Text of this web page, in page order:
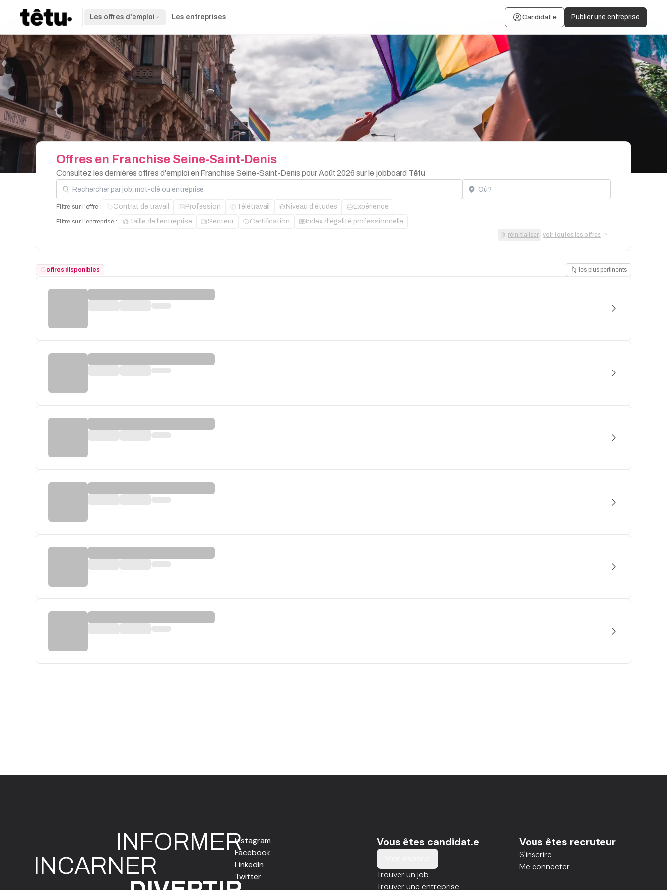
Les offres d'emploi Les entreprises Candidat.e Publier une entreprise
Offres en Franchise Seine-Saint-Denis
Consultez les dernières offres d'emploi en Franchise Seine-Saint-Denis pour Août 2026 sur le jobboard Têtu
Rechercher par job, mot-clé ou entreprise Localisation
Filtre sur l'offre : Contrat de travail Profession Télétravail Niveau d'études Expérience
Filtre sur l'entreprise : Taille de l'entreprise Secteur Certification Index d'égalité professionnelle
réinitialiser voir toutes les offres
offres disponibles les plus pertinents
INFORMER
INCARNER
Instagram
Facebook
LinkedIn
Twitter
Vous êtes candidat.e
Trouver un job
Trouver une entreprise
Vous êtes recruteur
S'inscrire
Me connecter